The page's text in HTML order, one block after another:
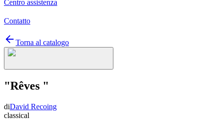
Centro assistenza
Contatto
Torna al catalogo
"Rêves "
diDavid Recoing
classical